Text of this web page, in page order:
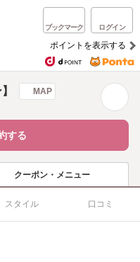
ブックマーク ログイン
ポイントを表示する
MAP
する
クーポン・メニュー
スタイル 口コミ